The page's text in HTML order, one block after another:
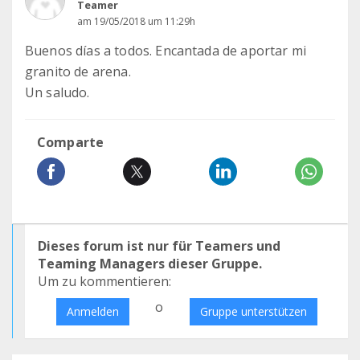
Teamer
am 19/05/2018 um 11:29h
Buenos días a todos. Encantada de aportar mi
granito de arena.
Un saludo.
Comparte
Dieses forum ist nur für Teamers und
Teaming Managers dieser Gruppe.
Um zu kommentieren:
Anmelden o Gruppe unterstützen